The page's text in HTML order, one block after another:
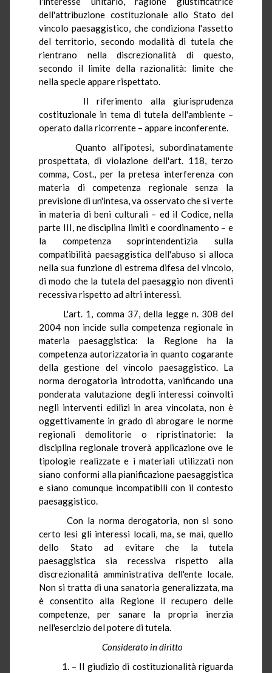
dell'attribuzione costituzionale allo Stato del
vincolo paesaggistico, che condiziona l'assetto
del territorio, secondo modalità di tutela che
rientrano nella discrezionalità di questo,
secondo il limite della razionalità: limite che
nella specie appare rispettato.
Il riferimento alla giurisprudenza
costituzionale in tema di tutela dell'ambiente –
operato dalla ricorrente – appare inconferente.
Quanto all'ipotesi, subordinatamente
prospettata, di violazione dell'art. 118, terzo
comma, Cost., per la pretesa interferenza con
materia di competenza regionale senza la
previsione di un'intesa, va osservato che si verte
in materia di beni culturali – ed il Codice, nella
parte III, ne disciplina limiti e coordinamento – e
la competenza soprintendentizia sulla
compatibilità paesaggistica dell'abuso si alloca
nella sua funzione di estrema difesa del vincolo,
di modo che la tutela del paesaggio non diventi
recessiva rispetto ad altri interessi.
L'art. 1, comma 37, della legge n. 308 del
2004 non incide sulla competenza regionale in
materia paesaggistica: la Regione ha la
competenza autorizzatoria in quanto cogarante
della gestione del vincolo paesaggistico. La
norma derogatoria introdotta, vanificando una
ponderata valutazione degli interessi coinvolti
negli interventi edilizi in area vincolata, non è
oggettivamente in grado di abrogare le norme
regionali demolitorie o ripristinatorie: la
disciplina regionale troverà applicazione ove le
tipologie realizzate e i materiali utilizzati non
siano conformi alla pianificazione paesaggistica
e siano comunque incompatibili con il contesto
paesaggistico.
Con la norma derogatoria, non si sono
certo lesi gli interessi locali, ma, se mai, quello
dello Stato ad evitare che la tutela
paesaggistica sia recessiva rispetto alla
discrezionalità amministrativa dell'ente locale.
Non si tratta di una sanatoria generalizzata, ma
è consentito alla Regione il recupero delle
competenze, per sanare la propria inerzia
nell'esercizio del potere di tutela.
Considerato in diritto
1. – Il giudizio di costituzionalità riguarda